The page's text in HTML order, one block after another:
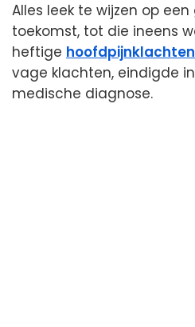
Alles leek te wijzen op
toekomst, tot die ineens
heftige hoofdpijnklachten
vage klachten, eindigde
medische diagnose.